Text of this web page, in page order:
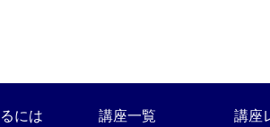
には 講座一覧 講座